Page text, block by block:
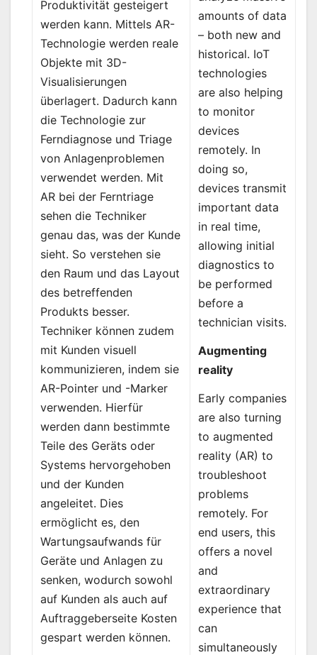
Produktivität gesteigert
werden kann. Mittels AR-
Technologie werden reale
Objekte mit 3D-
Visualisierungen
überlagert. Dadurch kann
die Technologie zur
Ferndiagnose und Triage
von Anlagenproblemen
verwendet werden. Mit
AR bei der Ferntriage
sehen die Techniker
genau das, was der Kunde
sieht. So verstehen sie
den Raum und das Layout
des betreffenden
Produkts besser.
Techniker können zudem
mit Kunden visuell
kommunizieren, indem sie
AR-Pointer und -Marker
verwenden. Hierfür
werden dann bestimmte
Teile des Geräts oder
Systems hervorgehoben
und der Kunden
angeleitet. Dies
ermöglicht es, den
Wartungsaufwands für
Geräte und Anlagen zu
senken, wodurch sowohl
auf Kunden als auch auf
Auftraggeberseite Kosten
gespart werden können.
amounts of data
– both new and
historical. IoT
technologies
are also helping
to monitor
devices
remotely. In
doing so,
devices transmit
important data
in real time,
allowing initial
diagnostics to
be performed
before a
technician visits.
Augmenting
reality
Early companies
are also turning
to augmented
reality (AR) to
troubleshoot
problems
remotely. For
end users, this
offers a novel
and
extraordinary
experience that
can
simultaneously